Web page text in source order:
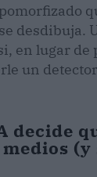
desdibuja.
en lugar de
un
decide
(y